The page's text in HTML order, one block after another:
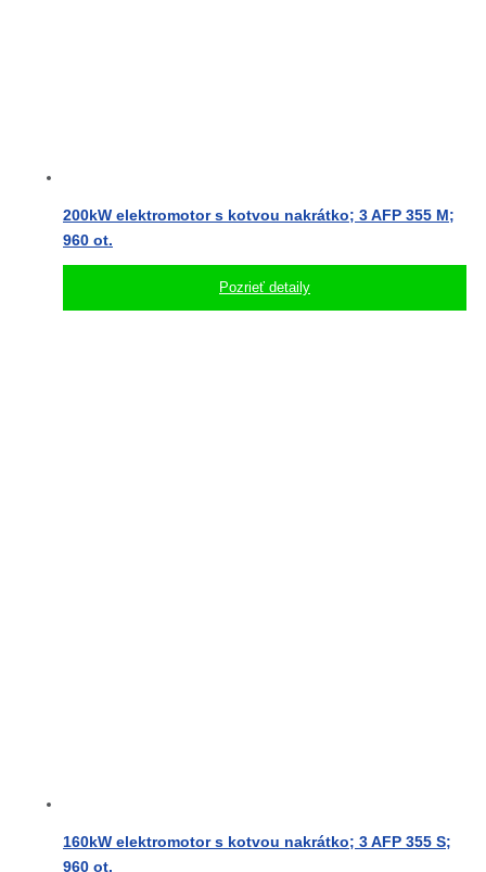
200kW elektromotor s kotvou nakrátko; 3 AFP 355 M;
960 ot.
Pozrieť detaily
160kW elektromotor s kotvou nakrátko; 3 AFP 355 S;
960 ot.